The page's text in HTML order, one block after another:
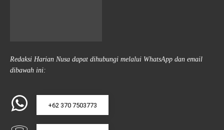
Redaksi Harian Nusa dapat dihubungi melalui WhatsApp dan email
dibawah ini:
+62 370 7503773